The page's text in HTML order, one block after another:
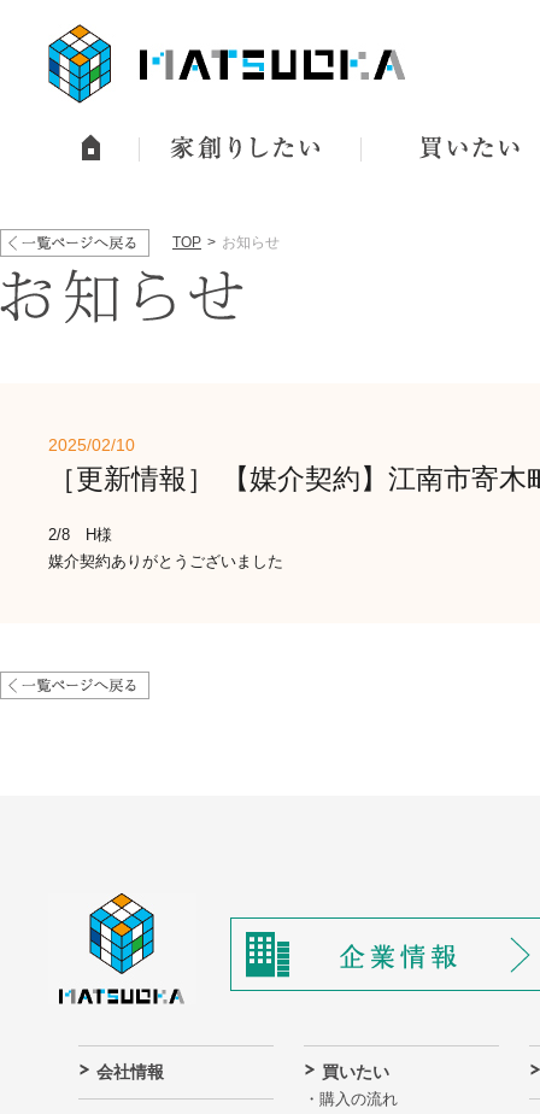
TOP お知らせ
2025/02/10
［更新情報］ 【媒介契約】江南市
2/8 H様
媒介契約ありがとうございました
会社情報 買いたい
購入の流れ